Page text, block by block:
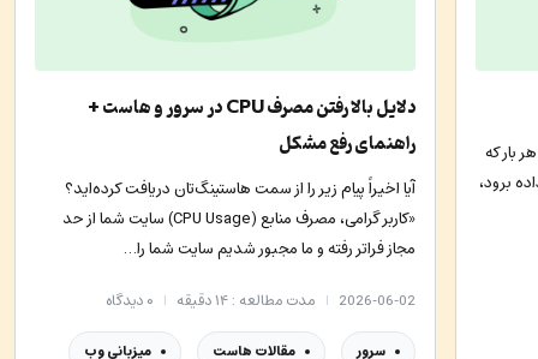
بار که
برود،
دلایل بالا رفتن مصرف CPU در سرور و هاست +
راهنمای رفع مشکل
آیا اخیراً پیام زیر را از سمت هاستینگ‌تان دریافت کرده‌اید؟
«کاربر گرامی، مصرف منابع (CPU Usage) سایت شما از حد
مجاز فراتر رفته و ما مجبور شدیم سایت شما را…
2026-06-02 مدت مطالعه : ۱۴ دقیقه ۰دیدگاه
سرور مقالات هاست میزبانی وب